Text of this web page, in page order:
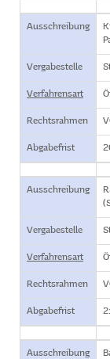
Ausschreibung
Vergabestelle
Verfahrensart
Rechtsrahmen
Abgabefrist
Ausschreibung
Vergabestelle
Verfahrensart
Rechtsrahmen
Abgabefrist
Ausschreibung